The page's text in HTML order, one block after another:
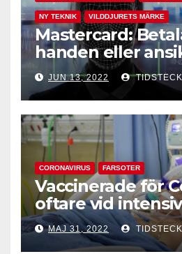
NY TEKNIK VILDDJURETS MÄRKE
Mastercard:
handen eller
JUN 13, 2022
CORONAVIRUS FARSOTER
Vaccinerade för
oftare vid
MAJ 31, 2022